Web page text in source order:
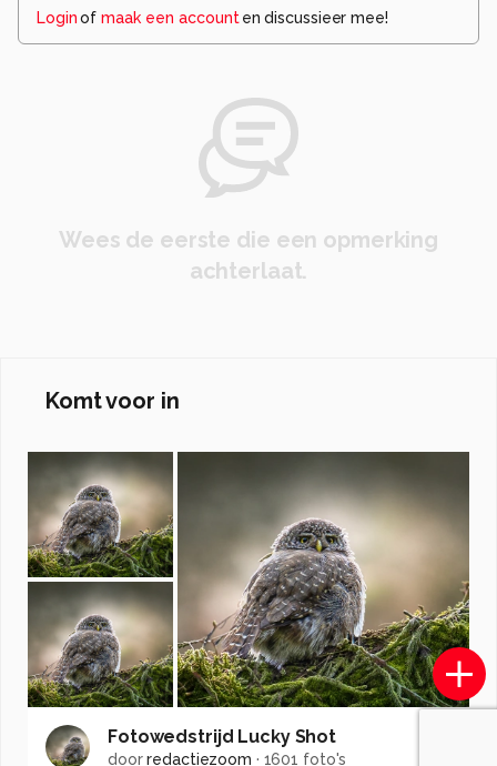
Loginof maak een account en discussieer mee!
Wees de eerste die een opmerking
achterlaat.
Komt voor in
Fotowedstrijd Lucky Shot
doorredactiezoom · 1601 foto's